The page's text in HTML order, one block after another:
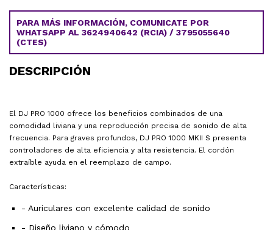
PARA MÁS INFORMACIÓN, COMUNICATE POR
WHATSAPP AL 3624940642 (RCIA) / 3795055640
(CTES)
DESCRIPCIÓN
El DJ PRO 1000 ofrece los beneficios combinados de una
comodidad liviana y una reproducción precisa de sonido de alta
frecuencia. Para graves profundos, DJ PRO 1000 MKII S presenta
controladores de alta eficiencia y alta resistencia. El cordón
extraíble ayuda en el reemplazo de campo.
Características:
- Auriculares con excelente calidad de sonido
- Diseño liviano y cómodo